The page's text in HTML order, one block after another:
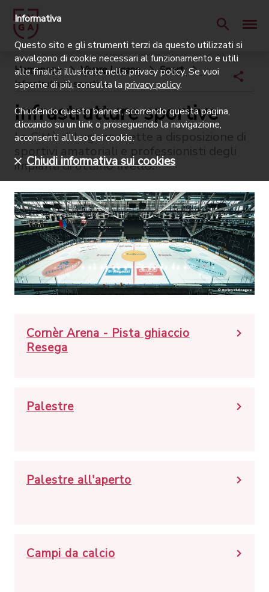
Homepage Vivere Lugano
Sport
Infrastrutture sportive
Infrastrutture sportive
La Città di Lugano mette a disposizione di
sportivi amatoriali e professionisti degli
impianti di ottimo livello.
Cornèr Arena - Pista ghiaccio
Resega
Palestre
Palestre all'aperto
Campi da calcio
Informativa
Questo sito e gli strumenti terzi da questo utilizzati si
avvalgono di cookie necessari al funzionamento e utili
alle finalità illustrate nella privacy policy. Se vuoi
saperne di più, consulta la privacy policy.
Chiudendo questo banner, scorrendo questa pagina,
cliccando su un link o proseguendo la navigazione,
acconsenti all’uso dei cookie.
Chiudi informativa sui cookies